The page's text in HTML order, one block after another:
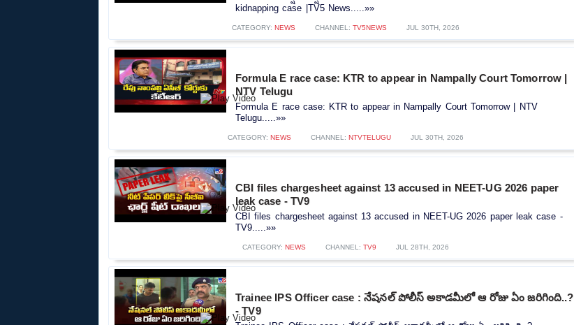
kidnapping case |TV5 News.....»»
CATEGORY: NEWS CHANNEL: TV5NEWS JUL 30TH, 2026
Formula E race case: KTR to appear in Nampally Court Tomorrow |
NTV Telugu
Formula E race case: KTR to appear in Nampally Court Tomorrow | NTV
Telugu.....»»
CATEGORY: NEWS CHANNEL: NTVTELUGU JUL 30TH, 2026
CBI files chargesheet against 13 accused in NEET-UG 2026 paper
leak case - TV9
CBI files chargesheet against 13 accused in NEET-UG 2026 paper leak case -
TV9.....»»
CATEGORY: NEWS CHANNEL: TV9 JUL 28TH, 2026
Trainee IPS Officer case : నేషనల్ పోలీస్ అకాడమీలో ఆ రోజు ఏం జరిగింది..?
- TV9